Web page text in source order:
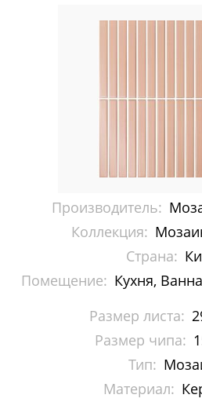
Керамогранит
Мозаика Decor-
Мозаика Imagine
Мозаика
Мозаика Mir Mosaic
Производитель:
Коллекция:
Страна:
Помещение: Кухня,
Размер листа:
Размер чипа:
Тип:
Материал: